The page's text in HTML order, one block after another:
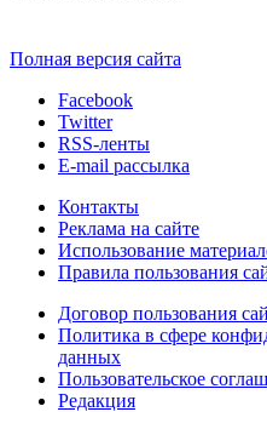
Полная версия сайта
Facebook
Twitter
RSS-ленты
E-mail рассылка
Контакты
Реклама на сайте
Использование
Правила пользования
Договор пользования
Политика в сфере
данных
Пользовательское
Редакция